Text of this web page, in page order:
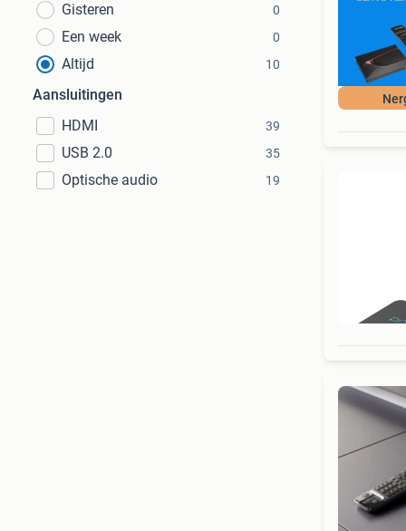
Gisteren 0
Een week 0
Altijd 10
Aansluitingen
HDMI
39
USB 2.0 35
Optische audio 19